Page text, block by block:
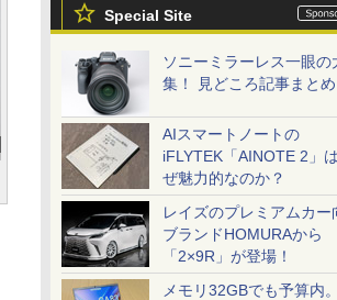
Special Site
ソニーミラーレス一眼の
集！ 見どころ記事まとめ
AIスマートノートの
iFLYTEK「AINOTE 2」
ぜ魅力的なのか？
レイズのプレミアムカー
ブランドHOMURAから
「2×9R」が登場！
メモリ32GBでも予算内